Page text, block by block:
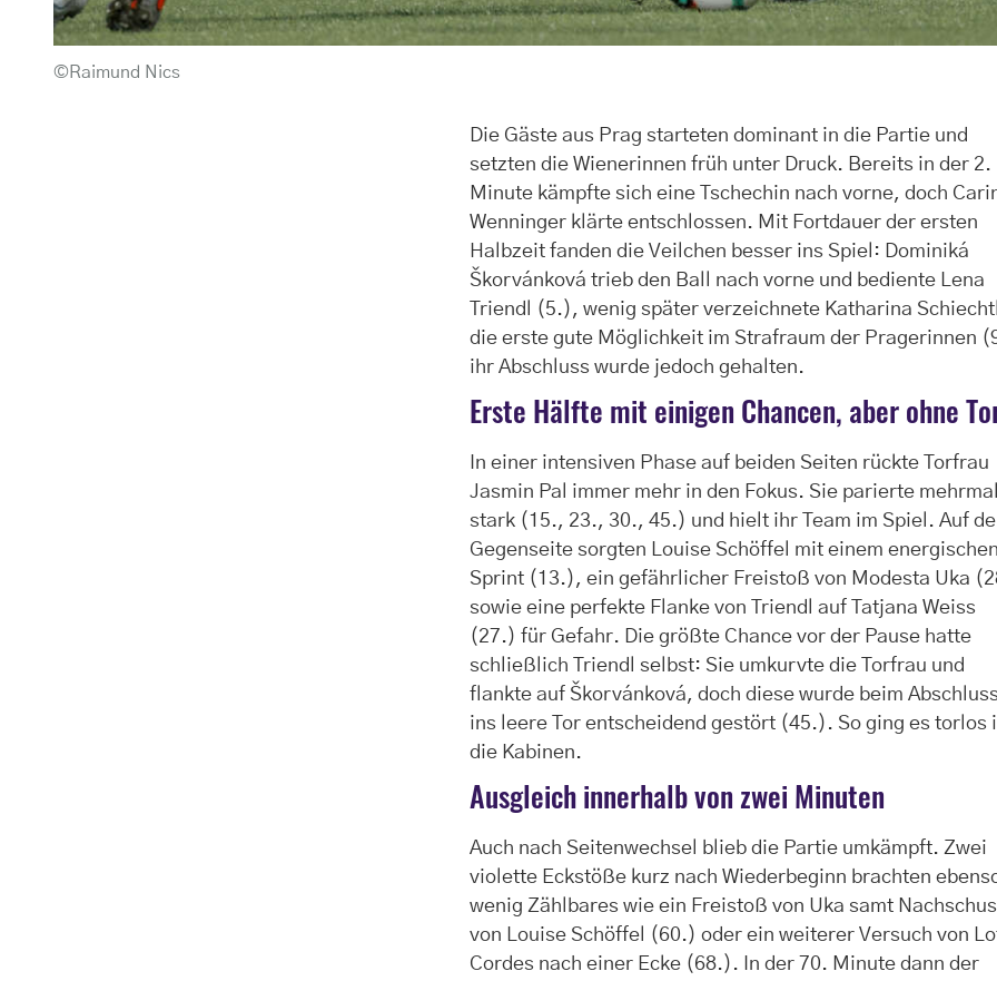
©Raimund Nics
Die Gäste aus Prag starteten dominant in die Partie und
setzten die Wienerinnen früh unter Druck. Bereits in der 2.
Minute kämpfte sich eine Tschechin nach vorne, doch
Wenninger klärte entschlossen. Mit Fortdauer der ersten
Halbzeit fanden die Veilchen besser ins Spiel: Dominiká
Škorvánková trieb den Ball nach vorne und bediente Lena
Triendl (5.), wenig später verzeichnete Katharina
die erste gute Möglichkeit im Strafraum der Pragerinnen
ihr Abschluss wurde jedoch gehalten.
Erste Hälfte mit einigen Chancen, aber ohne
In einer intensiven Phase auf beiden Seiten rückte Torfrau
Jasmin Pal immer mehr in den Fokus. Sie parierte
stark (15., 23., 30., 45.) und hielt ihr Team im Spiel. Auf
Gegenseite sorgten Louise Schöffel mit einem
Sprint (13.), ein gefährlicher Freistoß von Modesta Uka
sowie eine perfekte Flanke von Triendl auf Tatjana Weiss
(27.) für Gefahr. Die größte Chance vor der Pause hatte
schließlich Triendl selbst: Sie umkurvte die Torfrau und
flankte auf Škorvánková, doch diese wurde beim
ins leere Tor entscheidend gestört (45.). So ging es torlos
die Kabinen.
Ausgleich innerhalb von zwei Minuten
Auch nach Seitenwechsel blieb die Partie umkämpft. Zwei
violette Eckstöße kurz nach Wiederbeginn brachten
wenig Zählbares wie ein Freistoß von Uka samt
von Louise Schöffel (60.) oder ein weiterer Versuch von
Cordes nach einer Ecke (68.). In der 70. Minute dann der